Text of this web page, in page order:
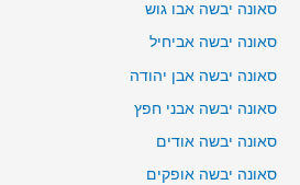
סאונה יבשה אבו גוש
סאונה יבשה אביחיל
סאונה יבשה אבן יהודה
סאונה יבשה אבני חפץ
סאונה יבשה אודים
סאונה יבשה אופקים